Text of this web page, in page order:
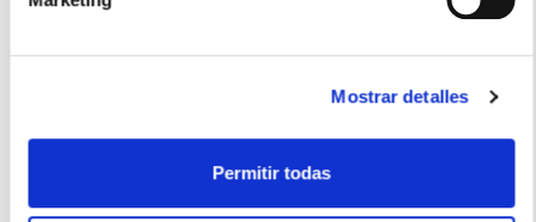
Mostrar detalles
Permitir todas
ANA MARIA LAJUSTICIA
(60comp)
10,25€